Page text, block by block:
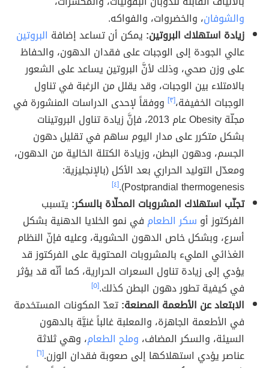
والشوفان، والخضروات، والفواكه.
زيادة استهلاك البروتين: يمكن أن تساعد إضافة البروتين
عالي الجودة إلى الوجبات على فقدان الدهون، والحفاظ
على وزن صحي، وذلك لأنَّ البروتين يساعد على الشعور
بالامتلاء بين الوجبات، وقد يقلل من الرغبة في تناول
الوجبات الخفيفة،[٣] ووفقاً لإحدى الدراسات المنشورة في
مجلّة Obesity عام 2013، فإنَّ زيادة تناول البروتينات
بشكل متكرر على مدار اليوم ساهم في تقليل دهون
الجسم، ودهون البطن، وزيادة الكتلة الخالية من الدهون،
ومعدّل التوليد الحراري بعد الأكل (بالإنجليزية:
Postprandial thermogenesis). [٤]
تجنّب استهلاك المشروبات المحلّاة بالسكر: يتسبب
الفركتوز أو سكر الطعام في نمو الخلايا الدهنية بشكل
أسرع، وبشكل خاص الدهون الحشوية، وعليه فإنّ النظام
الغذائي المليء بالمشروبات المحتوية على الفركتوز قد
يؤدي إلى زيادة تناول السعرات الحرارية، كما أنّه قد يؤثر
في كيفية تطور دهون البطن كذلك.[٥]
الابتعاد عن الأطعمة المصنعة:تعدّ المكونات المستخدمة
في الأطعمة الجاهزة، والمعلبة غالباً غنيَّة بالدهون
السيئة، والسكر المضاف، وملح الطعام، وهي ثلاثة
عناصر يؤدي استهلاكها إلى صعوبة فقدان الوزن.[٦]